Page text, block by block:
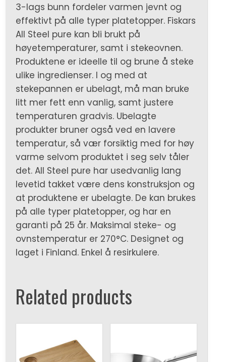
3-lags bunn fordeler varmen jevnt og
effektivt på alle typer platetopper. Fiskars
All Steel pure kan bli brukt på
høyetemperaturer, samt i stekeovnen.
Produktene er ideelle til og brune å steke
ulike ingredienser. I og med at
stekepannen er ubelagt, må man bruke
litt mer fett enn vanlig, samt justere
temperaturen gradvis. Ubelagte
produkter bruner også ved en lavere
temperatur, så vær forsiktig med for høy
varme selvom produktet i seg selv tåler
det. All Steel pure har usedvanlig lang
levetid takket være dens konstruksjon og
at produktene er ubelagte. De kan brukes
på alle typer platetopper, og har en
garanti på 25 år. Maksimal steke- og
ovnstemperatur er 270°C. Designet og
laget i Finland. Enkel å resirkulere.
Related products